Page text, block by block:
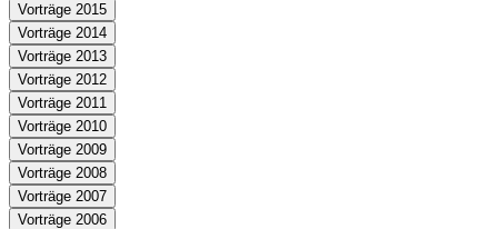
Vorträge 2015
Vorträge 2014
Vorträge 2013
Vorträge 2012
Vorträge 2011
Vorträge 2010
Vorträge 2009
Vorträge 2008
Vorträge 2007
Vorträge 2006